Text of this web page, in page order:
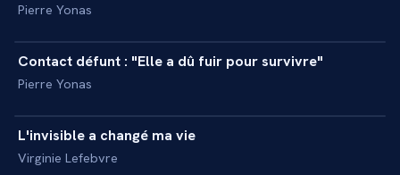
Pierre Yonas
REPORTAGE
Contact défunt : "Elle a dû fuir pour survivre"
Pierre Yonas
INTERVIEW
L'invisible a changé ma vie
Virginie Lefebvre